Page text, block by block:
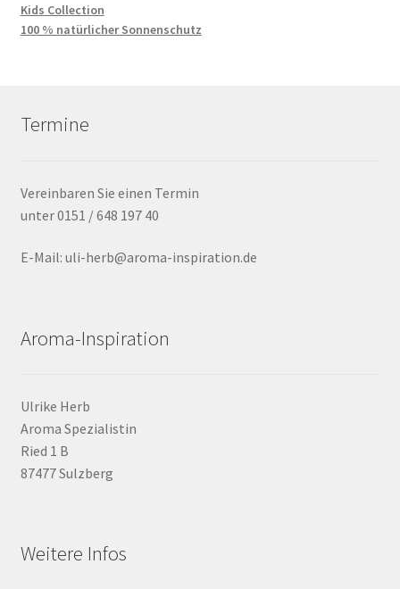
Kids Collection
100 % natürlicher Sonnenschutz
Termine
Vereinbaren Sie einen Termin
unter 0151 / 648 197 40
E-Mail: uli-herb@aroma-inspiration.de
Aroma-Inspiration
Ulrike Herb
Aroma Spezialistin
Ried 1 B
87477 Sulzberg
Weitere Infos